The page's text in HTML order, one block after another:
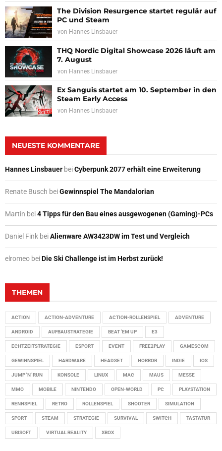
The Division Resurgence startet regulär auf
PC und Steam
von Hannes Linsbauer
THQ Nordic Digital Showcase 2026 läuft am
7. August
von Hannes Linsbauer
Ex Sanguis startet am 10. September in den
Steam Early Access
von Hannes Linsbauer
NEUESTE KOMMENTARE
Hannes Linsbauer beiCyberpunk 2077 erhält eine Erweiterung
Renate Busch beiGewinnspiel The Mandalorian
Martin bei4 Tipps für den Bau eines ausgewogenen (Gaming)-PCs
Daniel Fink beiAlienware AW3423DW im Test und Vergleich
elromeo beiDie Ski Challenge ist im Herbst zurück!
THEMEN
ACTION ACTION-ADVENTURE ACTION-ROLLENSPIEL ADVENTURE
ANDROID AUFBAUSTRATEGIE BEAT 'EM UP E3
ECHTZEITSTRATEGIE ESPORT EVENT FREE2PLAY GAMESCOM
GEWINNSPIEL HARDWARE HEADSET HORROR INDIE IOS
JUMP 'N' RUN KONSOLE LINUX MAC MAUS MESSE
MMO MOBILE NINTENDO OPEN-WORLD PC PLAYSTATION
RENNSPIEL RETRO ROLLENSPIEL SHOOTER SIMULATION
SPORT STEAM STRATEGIE SURVIVAL SWITCH TASTATUR
UBISOFT VIRTUAL REALITY XBOX